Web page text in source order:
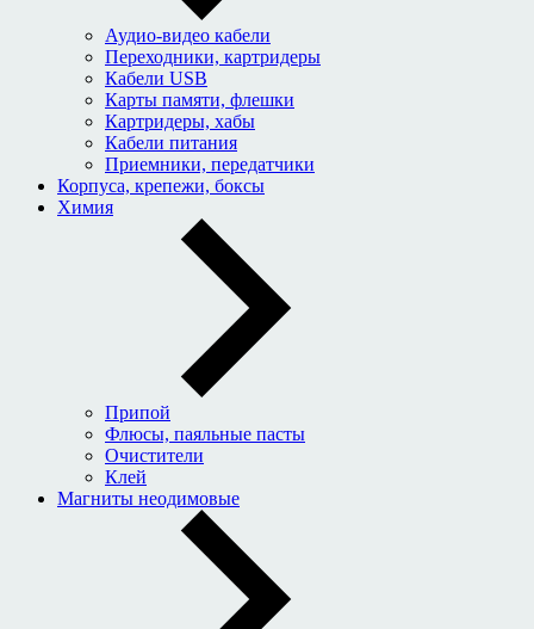
Аудио-видео кабели
Переходники, картридеры
Кабели USB
Карты памяти, флешки
Картридеры, хабы
Кабели питания
Приемники, передатчики
Корпуса, крепежи, боксы
Химия
Припой
Флюсы, паяльные пасты
Очистители
Клей
Магниты неодимовые